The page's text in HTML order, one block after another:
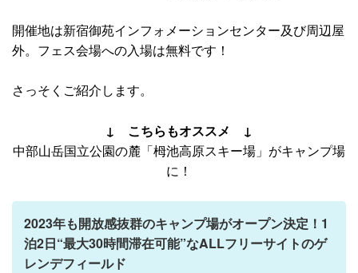
開催地は新宿御苑インフォメーションセンター及び周辺屋
外。フェス会場への入場は無料です！
さっそくご紹介します。
↓ こちらもオススメ ↓
中部山岳国立公園の麓「栂池高原スキー場」がキャンプ場
に！
2023年も開放感抜群のキャンプ場がオープン決定！1
泊2日“最大30時間滞在可能”なALLフリーサイトのゲ
レンデフィールド